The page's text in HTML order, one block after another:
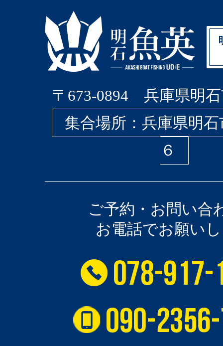
〒673-0894 兵庫県明石
集合場所：兵庫県明
６
ご予約・お問い合
お電話でお願い